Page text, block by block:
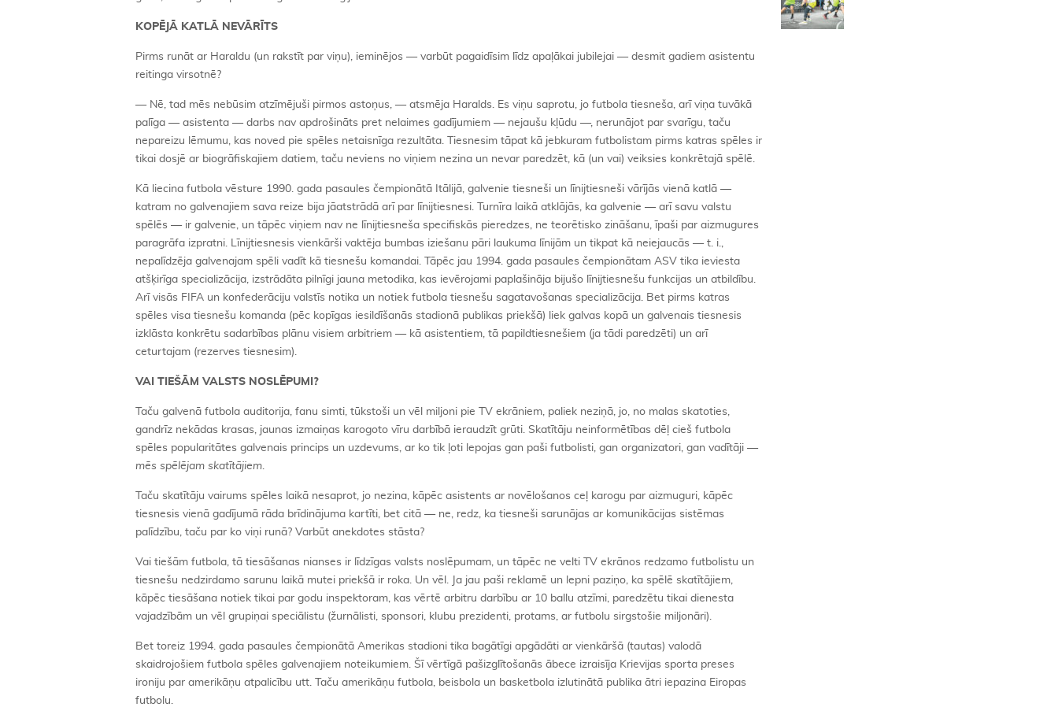
KOPĒJĀ KATLĀ NEVĀRĪTS
Pirms runāt ar Haraldu (un rakstīt par viņu), ieminējos — varbūt pagaidīsim līdz apaļākai jubilejai — desmit gadiem asistentu
reitinga virsotnē?
— Nē, tad mēs nebūsim atzīmējuši pirmos astoņus, — atsmēja Haralds. Es viņu saprotu, jo futbola tiesneša, arī viņa tuvākā
palīga — asistenta — darbs nav apdrošināts pret nelaimes gadījumiem — nejaušu kļūdu —, nerunājot par svarīgu, taču
nepareizu lēmumu, kas noved pie spēles netaisnīga rezultāta. Tiesnesim tāpat kā jebkuram futbolistam pirms katras spēles ir
tikai dosjē ar biogrāfiskajiem datiem, taču neviens no viņiem nezina un nevar paredzēt, kā (un vai) veiksies konkrētajā spēlē.
Kā liecina futbola vēsture 1990. gada pasaules čempionātā Itālijā, galvenie tiesneši un līnijtiesneši vārījās vienā katlā —
katram no galvenajiem sava reize bija jāatstrādā arī par līnijtiesnesi. Turnīra laikā atklājās, ka galvenie — arī savu valstu
spēlēs — ir galvenie, un tāpēc viņiem nav ne līnijtiesneša specifiskās pieredzes, ne teorētisko zināšanu, īpaši par aizmugures
paragrāfa izpratni. Līnijtiesnesis vienkārši vaktēja bumbas iziešanu pāri laukuma līnijām un tikpat kā neiejaucās — t. i.,
nepalīdzēja galvenajam spēli vadīt kā tiesnešu komandai. Tāpēc jau 1994. gada pasaules čempionātam ASV tika ieviesta
atšķirīga specializācija, izstrādāta pilnīgi jauna metodika, kas ievērojami paplašināja bijušo līnijtiesnešu funkcijas un atbildību.
Arī visās FIFA un konfederāciju valstīs notika un notiek futbola tiesnešu sagatavošanas specializācija. Bet pirms katras
spēles visa tiesnešu komanda (pēc kopīgas iesildīšanās stadionā publikas priekšā) liek galvas kopā un galvenais tiesnesis
izklāsta konkrētu sadarbības plānu visiem arbitriem — kā asistentiem, tā papildtiesnešiem (ja tādi paredzēti) un arī
ceturtajam (rezerves tiesnesim).
VAI TIEŠĀM VALSTS NOSLĒPUMI?
Taču galvenā futbola auditorija, fanu simti, tūkstoši un vēl miljoni pie TV ekrāniem, paliek neziņā, jo, no malas skatoties,
gandrīz nekādas krasas, jaunas izmaiņas karogoto vīru darbībā ieraudzīt grūti. Skatītāju neinformētības dēļ cieš futbola
spēles popularitātes galvenais princips un uzdevums, ar ko tik ļoti lepojas gan paši futbolisti, gan organizatori, gan vadītāji —
mēs spēlējam skatītājiem.
Taču skatītāju vairums spēles laikā nesaprot, jo nezina, kāpēc asistents ar novēlošanos ceļ karogu par aizmuguri, kāpēc
tiesnesis vienā gadījumā rāda brīdinājuma kartīti, bet citā — ne, redz, ka tiesneši sarunājas ar komunikācijas sistēmas
palīdzību, taču par ko viņi runā? Varbūt anekdotes stāsta?
Vai tiešām futbola, tā tiesāšanas nianses ir līdzīgas valsts noslēpumam, un tāpēc ne velti TV ekrānos redzamo futbolistu un
tiesnešu nedzirdamo sarunu laikā mutei priekšā ir roka. Un vēl. Ja jau paši reklamē un lepni paziņo, ka spēlē skatītājiem,
kāpēc tiesāšana notiek tikai par godu inspektoram, kas vērtē arbitru darbību ar 10 ballu atzīmi, paredzētu tikai dienesta
vajadzībām un vēl grupiņai speciālistu (žurnālisti, sponsori, klubu prezidenti, protams, ar futbolu sirgstošie miljonāri).
Bet toreiz 1994. gada pasaules čempionātā Amerikas stadioni tika bagātīgi apgādāti ar vienkāršā (tautas) valodā
skaidrojošiem futbola spēles galvenajiem noteikumiem. Šī vērtīgā pašizglītošanās ābece izraisīja Krievijas sporta preses
ironiju par amerikāņu atpalicību utt. Taču amerikāņu futbola, beisbola un basketbola izlutinātā publika ātri iepazina Eiropas
futbolu.